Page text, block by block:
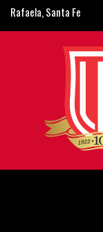
Rafaela, Santa Fe